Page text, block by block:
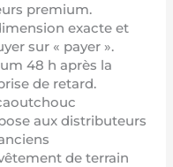
premium.
exacte et
sur « payer ».
48 h après la
de retard.
aux distributeurs
de terrain